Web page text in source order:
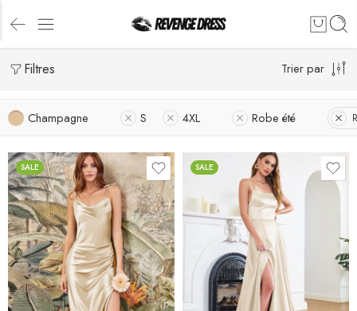
Filtres Trier par
Champagne S 4XL Robe été
SALE SALE